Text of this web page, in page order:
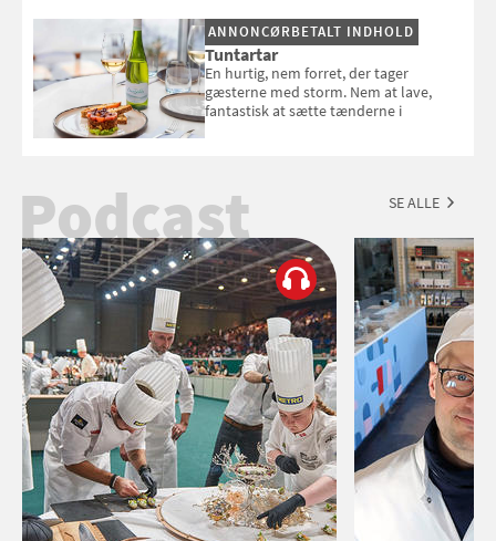
ANNONCØRBETALT INDHOLD
Tuntartar
En hurtig, nem forret, der tager
gæsterne med storm. Nem at lave,
fantastisk at sætte tænderne i
Podcast SE ALLE